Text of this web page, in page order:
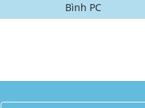
Bình PC